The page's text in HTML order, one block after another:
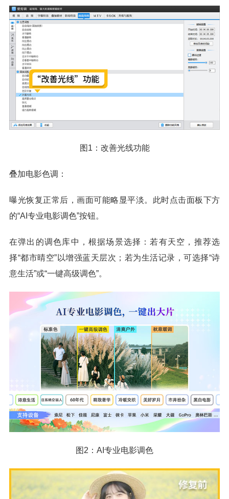
图1：改善光线功能
叠加电影色调：
曝光恢复正常后，画面可能略显平淡。此时点击面板下方
的“AI专业电影调色”按钮。
在弹出的调色库中，根据场景选择：若有天空，推荐选
择“都市晴空”以增强蓝天层次；若为生活记录，可选择“诗
意生活”或“一键高级调色”。
图2：AI专业电影调色